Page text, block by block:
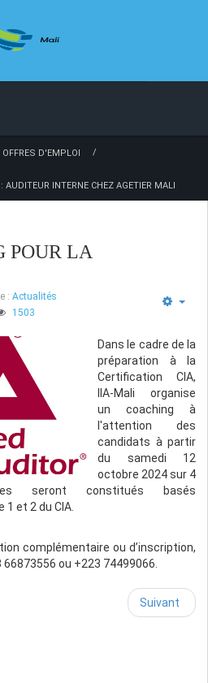
OFFRES D'EMPLOI /
INTERNE CHEZ AGETIER MALI
POUR LA
: Actualités
1503
Dans le cadre de la
préparation à la
Certification CIA,
IIA-Mali organise
un coaching à
l'attention des
candidats à partir
du samedi 12
octobre 2024 sur 4
seront constitués basés
et 2 du CIA.
complémentaire ou d’inscription,
ou +223 74499066.
Suivant